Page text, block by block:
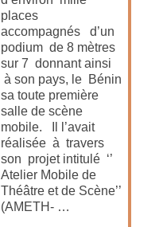
places
accompagnés d’un
podium de 8 mètres
sur 7 donnant ainsi
à son pays, le Bénin
sa toute première
salle de scène
mobile. Il l’avait
réalisée à travers
son projet intitulé ‘’
Atelier Mobile de
Théâtre et de Scène’’
(AMETH- …